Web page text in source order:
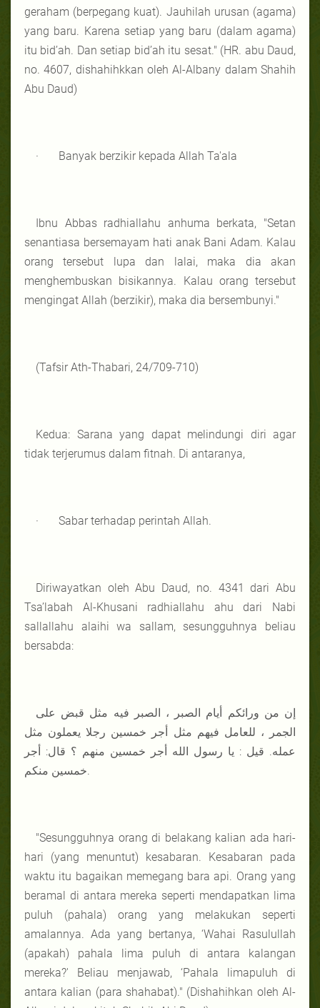
geraham (berpegang kuat). Jauhilah urusan (agama)
yang baru. Karena setiap yang baru (dalam agama)
itu bid’ah. Dan setiap bid’ah itu sesat." (HR. abu Daud,
no. 4607, dishahihkkan oleh Al-Albany dalam Shahih
Abu Daud)
· Banyak berzikir kepada Allah Ta'ala
Ibnu Abbas radhiallahu anhuma berkata, "Setan
senantiasa bersemayam hati anak Bani Adam. Kalau
orang tersebut lupa dan lalai, maka dia akan
menghembuskan bisikannya. Kalau orang tersebut
mengingat Allah (berzikir), maka dia bersembunyi."
(Tafsir Ath-Thabari, 24/709-710)
Kedua: Sarana yang dapat melindungi diri agar
tidak terjerumus dalam fitnah. Di antaranya,
· Sabar terhadap perintah Allah.
Diriwayatkan oleh Abu Daud, no. 4341 dari Abu
Tsa’labah Al-Khusani radhiallahu ahu dari Nabi
sallallahu alaihi wa sallam, sesungguhnya beliau
bersabda:
إن من ورائكم أيام الصبر ، الصبر فيه مثل قبض على
الجمر ، للعامل فيهم مثل أجر خمسين رجلا يعملون مثل
عمله. قيل : يا رسول الله أجر خمسين منهم ؟ قال: أجر
خمسين منكم.
"Sesungguhnya orang di belakang kalian ada hari-
hari (yang menuntut) kesabaran. Kesabaran pada
waktu itu bagaikan memegang bara api. Orang yang
beramal di antara mereka seperti mendapatkan lima
puluh (pahala) orang yang melakukan seperti
amalannya. Ada yang bertanya, ‘Wahai Rasulullah
(apakah) pahala lima puluh di antara kalangan
mereka?' Beliau menjawab, ‘Pahala limapuluh di
antara kalian (para shahabat)." (Dishahihkan oleh Al-